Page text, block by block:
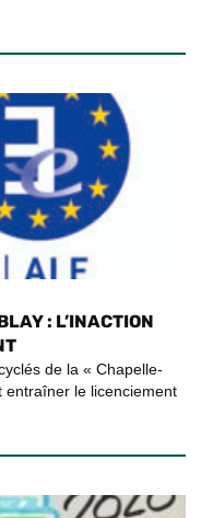
: L’INACTION
de la « Chapelle-
entraîner le licenciement